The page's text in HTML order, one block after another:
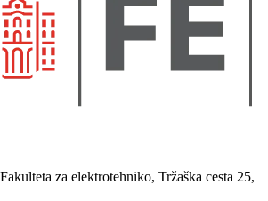
za elektrotehniko, Tržaška cesta 25,